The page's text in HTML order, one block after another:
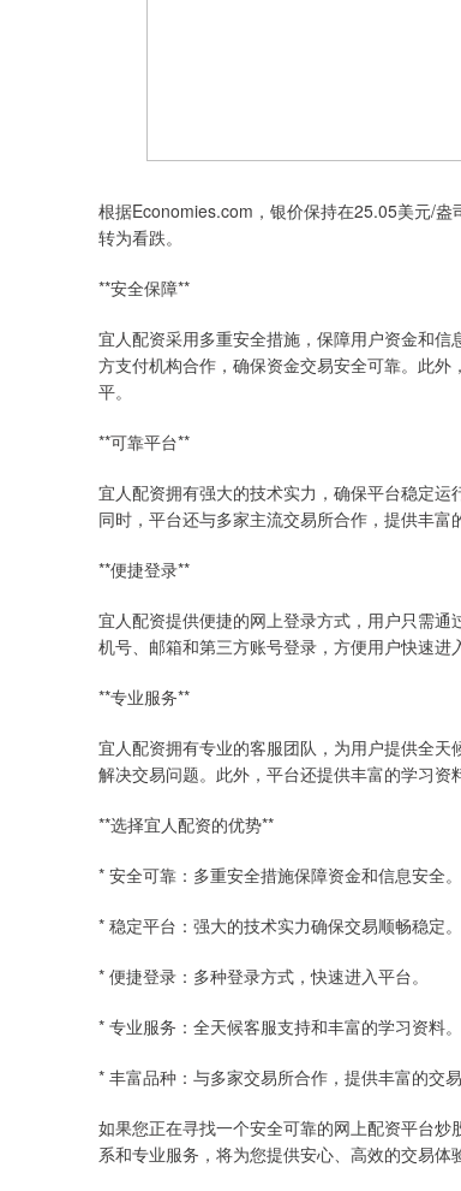
根据Economies.com，银价保持在25.05美元/
转为看跌。
**安全保障**
宜人配资采用多重安全措施，保障用户资金和
方支付机构合作，确保资金交易安全可靠。此
平。
**可靠平台**
宜人配资拥有强大的技术实力，确保平台稳定运
同时，平台还与多家主流交易所合作，提供丰富
**便捷登录**
宜人配资提供便捷的网上登录方式，用户只需
机号、邮箱和第三方账号登录，方便用户快速进
**专业服务**
宜人配资拥有专业的客服团队，为用户提供全
解决交易问题。此外，平台还提供丰富的学习资
**选择宜人配资的优势**
* 安全可靠：多重安全措施保障资金和信息安全。
* 稳定平台：强大的技术实力确保交易顺畅稳定。
* 便捷登录：多种登录方式，快速进入平台。
* 专业服务：全天候客服支持和丰富的学习资料。
* 丰富品种：与多家交易所合作，提供丰富的交易
如果您正在寻找一个安全可靠的网上配资平台
系和专业服务，将为您提供安心、高效的交易体